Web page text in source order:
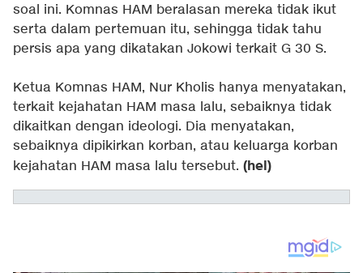
soal ini. Komnas HAM beralasan mereka tidak ikut
serta dalam pertemuan itu, sehingga tidak tahu
persis apa yang dikatakan Jokowi terkait G 30 S.
Ketua Komnas HAM, Nur Kholis hanya menyatakan,
terkait kejahatan HAM masa lalu, sebaiknya tidak
dikaitkan dengan ideologi. Dia menyatakan,
sebaiknya dipikirkan korban, atau keluarga korban
kejahatan HAM masa lalu tersebut. (hel)